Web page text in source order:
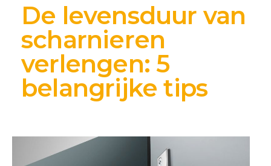
De levensduur van
scharnieren
verlengen: 5
belangrijke tips